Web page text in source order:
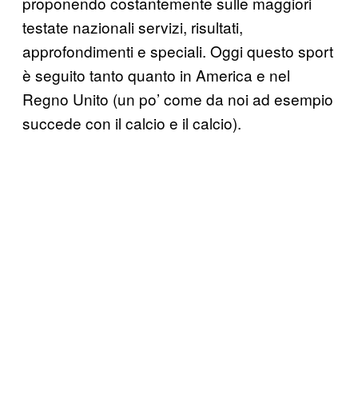
testate nazionali servizi, risultati,
approfondimenti e speciali. Oggi questo sport
è seguito tanto quanto in America e nel
Regno Unito (un po’ come da noi ad esempio
succede con il calcio e il calcio).